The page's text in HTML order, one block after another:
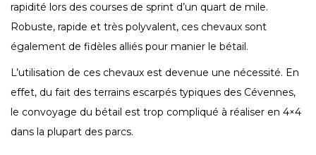
rapidité lors des courses de sprint d’un quart de mile.
Robuste, rapide et très polyvalent, ces chevaux sont
également de fidèles alliés pour manier le bétail.
L’utilisation de ces chevaux est devenue une nécessité. En
effet, du fait des terrains escarpés typiques des Cévennes,
le convoyage du bétail est trop compliqué à réaliser en 4×4
dans la plupart des parcs.